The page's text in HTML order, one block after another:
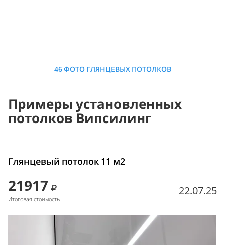
46 ФОТО ГЛЯНЦЕВЫХ ПОТОЛКОВ
Примеры установленных
потолков Випсилинг
Глянцевый потолок 11 м2
21917
Итоговая стоимость
22.07.25